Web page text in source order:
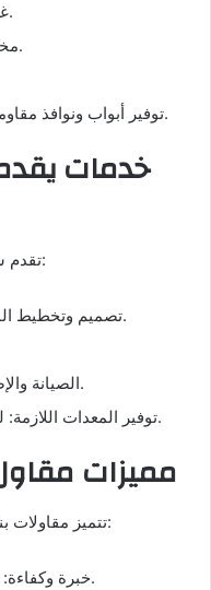
غرف مراقبة: لزيادة مستوى الأمان.
مخرج طوارئ: لضمان سلامة العملاء.
توفير أبواب ونوافذ مقاومة للحريق: لضمان سلامة المحطة.
خدمات
تقدم شركات المقاولات خدمات شاملة تشمل:
تصميم وتخطيط المحطات: لضمان كفاءة الاستخدام.
الصيانة والإصلاح: للحفاظ على كفاءة المحطة.
توفير المعدات اللازمة: لضمان عمل المحطة بكفاءة عالية.
مميزات
تتميز مقاولات بناء محطات الوقود بالعديد من المميزات:
خبرة وكفاءة: في التعامل مع جميع جوانب البناء.